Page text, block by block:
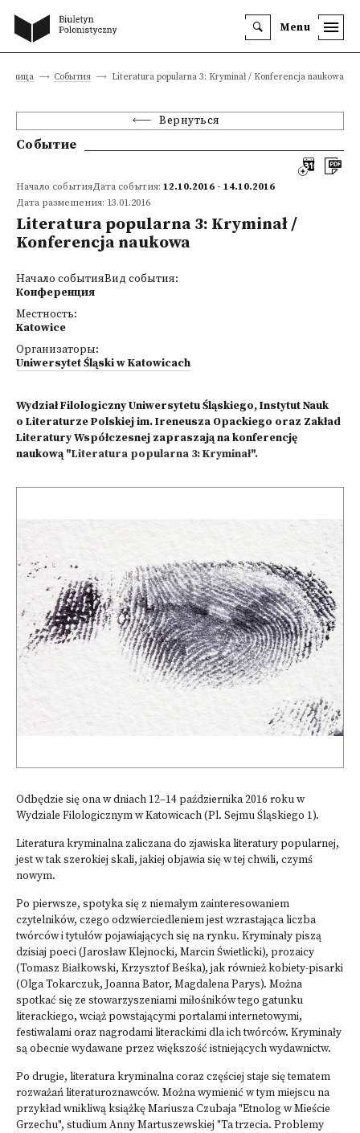
Menu
События Literatura popularna 3: Kryminał / Konferencja naukowa
Вернуться
Событие
Начало событияДата события: 12.10.2016 - 14.10.2016
Дата размещения: 13.01.2016
Literatura popularna 3: Kryminał /
Konferencja naukowa
Начало событияВид события:
Конференция
Местность:
Katowice
Организаторы:
Uniwersytet Śląski w Katowicach
Wydział Filologiczny Uniwersytetu Śląskiego, Instytut Nauk
o Literaturze Polskiej im. Ireneusza Opackiego oraz Zakład
Literatury Współczesnej zapraszają na konferencję
naukową "Literatura popularna 3: Kryminał".
Odbędzie się ona w dniach 12–14 października 2016 roku w
Wydziale Filologicznym w Katowicach (Pl. Sejmu Śląskiego 1).
Literatura kryminalna zaliczana do zjawiska literatury popularnej,
jest w tak szerokiej skali, jakiej objawia się w tej chwili, czymś
nowym.
Po pierwsze, spotyka się z niemałym zainteresowaniem
czytelników, czego odzwierciedleniem jest wzrastająca liczba
twórców i tytułów pojawiających się na rynku. Kryminały piszą
dzisiaj poeci (Jarosław Klejnocki, Marcin Świetlicki), prozaicy
(Tomasz Białkowski, Krzysztof Beśka), jak również kobiety-pisarki
(Olga Tokarczuk, Joanna Bator, Magdalena Parys). Można
spotkać się ze stowarzyszeniami miłośników tego gatunku
literackiego, wciąż powstającymi portalami internetowymi,
festiwalami oraz nagrodami literackimi dla ich twórców. Kryminały
są obecnie wydawane przez większość istniejących wydawnictw.
Po drugie, literatura kryminalna coraz częściej staje się tematem
rozważań literaturoznawców. Można wymienić w tym miejscu na
przykład wnikliwą książkę Mariusza Czubaja "Etnolog w Mieście
Grzechu", studium Anny Martuszewskiej "Ta trzecia. Problemy